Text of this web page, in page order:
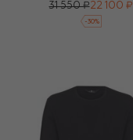
31 550 ₽22 100 ₽
-30%